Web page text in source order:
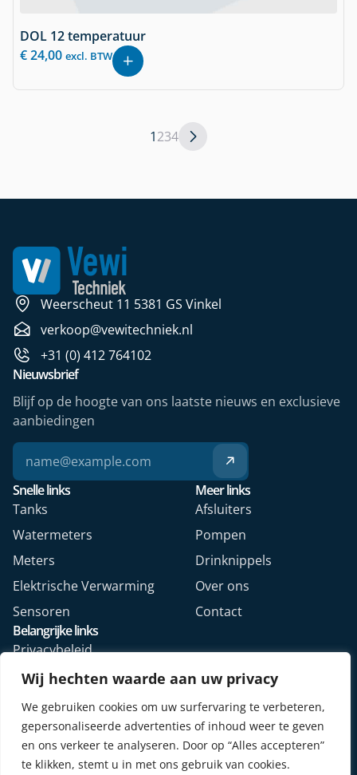
Wij hechten waarde aan uw privacy
We gebruiken cookies om uw surfervaring te verbeteren,
gepersonaliseerde advertenties of inhoud weer te geven
en ons verkeer te analyseren. Door op “Alles accepteren”
te klikken, stemt u in met ons gebruik van cookies.
DOL 12 temperatuur
€24,00 excl. BTW
1234
Weerscheut 11 5381 GS Vinkel
verkoop@vewitechniek.nl
+31 (0) 412 764102
Snelle links
Tanks
Watermeters
Meters
Elektrische Verwarming
Sensoren
Meer links
Afsluiters
Pompen
Drinknippels
Over ons
Contact
Belangrijke links
Privacybeleid
Algemene voorwaarden
Veelgestelde vragen
Retourformulier webshop
Nieuwsbrief
Blijf op de hoogte van ons laatste nieuws en exclusieve
aanbiedingen